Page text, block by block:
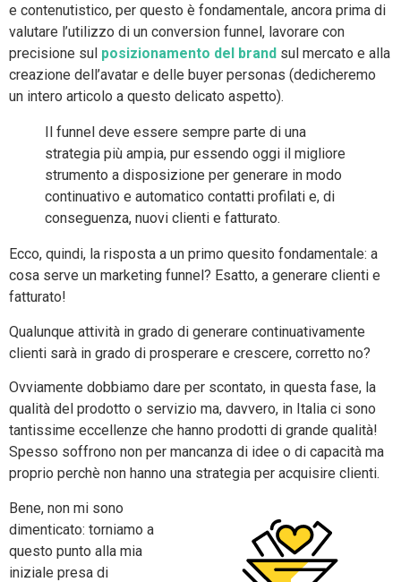
e contenutistico, per questo è fondamentale, ancora prima di
valutare l’utilizzo di un conversion funnel, lavorare con
precisione sul posizionamento del brand sul mercato e alla
creazione dell’avatar e delle buyer personas (dedicheremo
un intero articolo a questo delicato aspetto).
Il funnel deve essere sempre parte di una
strategia più ampia, pur essendo oggi il migliore
strumento a disposizione per generare in modo
continuativo e automatico contatti profilati e, di
conseguenza, nuovi clienti e fatturato.
Ecco, quindi, la risposta a un primo quesito fondamentale: a
cosa serve un marketing funnel? Esatto, a generare clienti e
fatturato!
Qualunque attività in grado di generare continuativamente
clienti sarà in grado di prosperare e crescere, corretto no?
Ovviamente dobbiamo dare per scontato, in questa fase, la
qualità del prodotto o servizio ma, davvero, in Italia ci sono
tantissime eccellenze che hanno prodotti di grande qualità!
Spesso soffrono non per mancanza di idee o di capacità ma
proprio perchè non hanno una strategia per acquisire clienti.
Bene, non mi sono
dimenticato: torniamo a
questo punto alla mia
iniziale presa di